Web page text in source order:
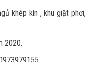
khép kín , khu giặt phơi,
2020.